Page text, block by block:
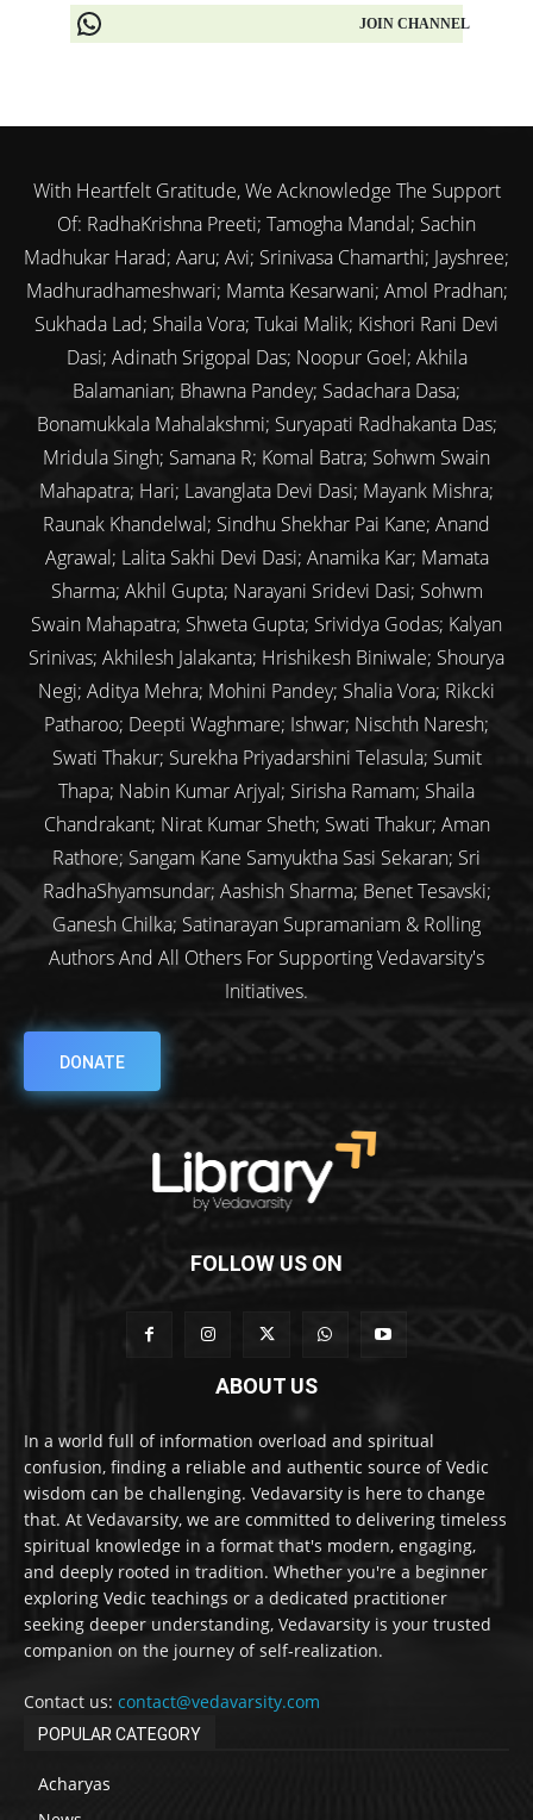
JOIN CHANNEL
With Heartfelt Gratitude, We Acknowledge The Support
Of: RadhaKrishna Preeti; Tamogha Mandal; Sachin
Madhukar Harad; Aaru; Avi; Srinivasa Chamarthi; Jayshree;
Madhuradhameshwari; Mamta Kesarwani; Amol Pradhan;
Sukhada Lad; Shaila Vora; Tukai Malik; Kishori Rani Devi
Dasi; Adinath Srigopal Das; Noopur Goel; Akhila
Balamanian; Bhawna Pandey; Sadachara Dasa;
Bonamukkala Mahalakshmi; Suryapati Radhakanta Das;
Mridula Singh; Samana R; Komal Batra; Sohwm Swain
Mahapatra; Hari; Lavanglata Devi Dasi; Mayank Mishra;
Raunak Khandelwal; Sindhu Shekhar Pai Kane; Anand
Agrawal; Lalita Sakhi Devi Dasi; Anamika Kar; Mamata
Sharma; Akhil Gupta; Narayani Sridevi Dasi; Sohwm
Swain Mahapatra; Shweta Gupta; Srividya Godas; Kalyan
Srinivas; Akhilesh Jalakanta; Hrishikesh Biniwale; Shourya
Negi; Aditya Mehra; Mohini Pandey; Shalia Vora; Rikcki
Patharoo; Deepti Waghmare; Ishwar; Nischth Naresh;
Swati Thakur; Surekha Priyadarshini Telasula; Sumit
Thapa; Nabin Kumar Arjyal; Sirisha Ramam; Shaila
Chandrakant; Nirat Kumar Sheth; Swati Thakur; Aman
Rathore; Sangam Kane Samyuktha Sasi Sekaran; Sri
RadhaShyamsundar; Aashish Sharma; Benet Tesavski;
Ganesh Chilka; Satinarayan Supramaniam & Rolling
Authors And All Others For Supporting Vedavarsity's
Initiatives.
DONATE
FOLLOW US ON
ABOUT US
In a world full of information overload and spiritual
confusion, finding a reliable and authentic source of Vedic
wisdom can be challenging. Vedavarsity is here to change
that. At Vedavarsity, we are committed to delivering timeless
spiritual knowledge in a format that's modern, engaging,
and deeply rooted in tradition. Whether you're a beginner
exploring Vedic teachings or a dedicated practitioner
seeking deeper understanding, Vedavarsity is your trusted
companion on the journey of self-realization.
Contact us: contact@vedavarsity.com
POPULAR CATEGORY
Acharyas